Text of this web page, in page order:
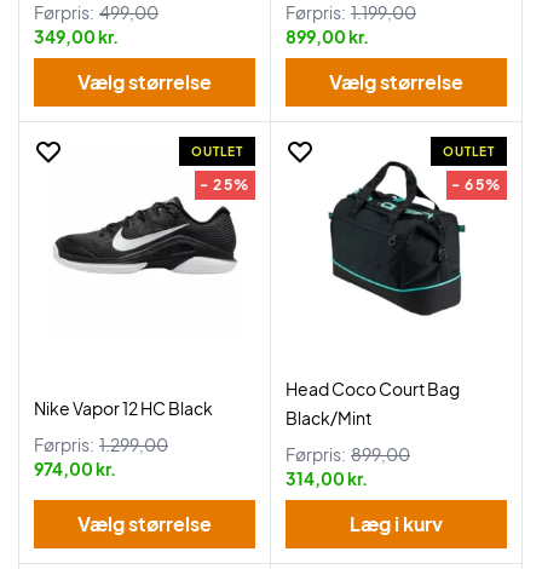
Førpris: 499,00
349,00 kr.
Vælg størrelse
Førpris: 1.199,00
899,00 kr.
Vælg størrelse
OUTLET
- 25%
Nike Vapor 12 HC Black
Førpris: 1.299,00
974,00 kr.
Vælg størrelse
OUTLET
- 65%
Head Coco Court Bag
Black/Mint
Førpris: 899,00
314,00 kr.
Læg i kurv